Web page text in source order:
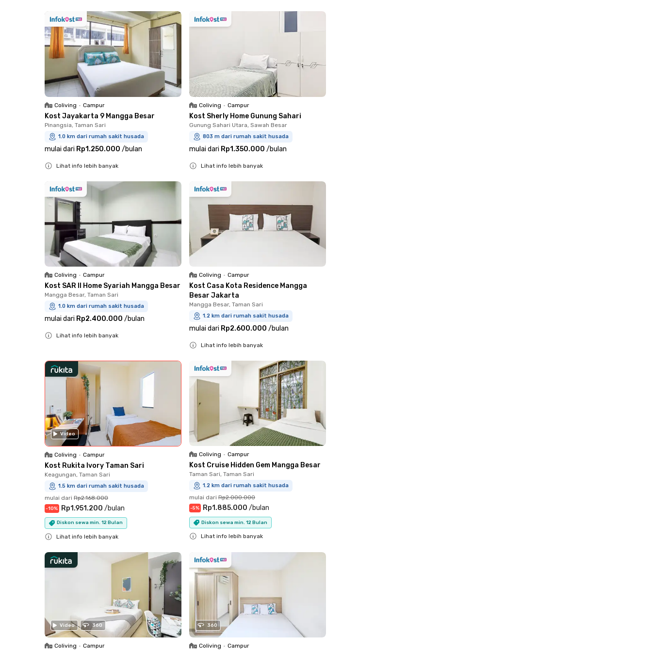
Coliving • Campur
Kost Jayakarta 9 Mangga Besar
Pinangsia, Taman Sari
1.0 km dari rumah sakit husada
mulai dari Rp1.250.000 /bulan
Lihat info lebih banyak
Coliving • Campur
Kost Sherly Home Gunung Sahari
Gunung Sahari Utara, Sawah Besar
803 m dari rumah sakit husada
mulai dari Rp1.350.000 /bulan
Lihat info lebih banyak
Coliving • Campur
Kost SAR II Home Syariah Mangga Besar
Mangga Besar, Taman Sari
1.0 km dari rumah sakit husada
mulai dari Rp2.400.000 /bulan
Lihat info lebih banyak
Coliving • Campur
Kost Casa Kota Residence Mangga
Besar Jakarta
Mangga Besar, Taman Sari
1.2 km dari rumah sakit husada
mulai dari Rp2.600.000 /bulan
Lihat info lebih banyak
Video
Coliving • Campur
Kost Rukita Ivory Taman Sari
Keagungan, Taman Sari
1.5 km dari rumah sakit husada
mulai dari Rp2.168.000
-10% Rp1.951.200 /bulan
Diskon sewa min. 12 Bulan
Lihat info lebih banyak
Coliving • Campur
Kost Cruise Hidden Gem Mangga Besar
Taman Sari, Taman Sari
1.2 km dari rumah sakit husada
mulai dari Rp2.000.000
-5% Rp1.885.000 /bulan
Diskon sewa min. 12 Bulan
Lihat info lebih banyak
Video 360
Coliving • Campur
360
Coliving • Campur